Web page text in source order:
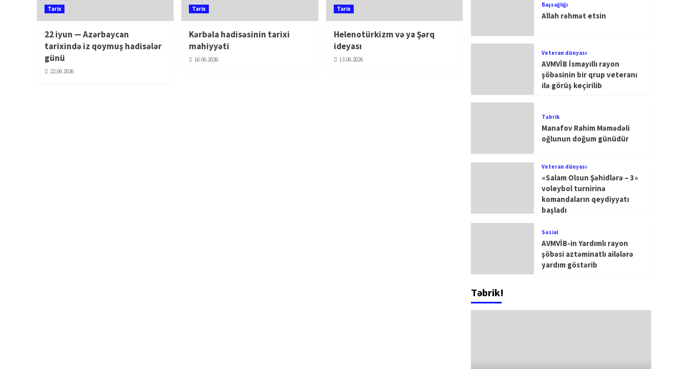
Tarix
22 iyun — Azərbaycan
tarixində iz qoymuş hadisələr
günü
22.06.2026
Tarix
Kərbəla hadisəsinin tarixi
mahiyyəti
16.06.2026
Tarix
Helenotürkizm və ya Şərq
ideyası
13.06.2026
Başsağlığı
Allah rəhmət etsin
Veteran dünyası
AVMVİB İsmayıllı rayon
şöbəsinin bir qrup veteranı
ilə görüş keçirilib
Təbrik
Manafov Rahim Məmədəli
oğlunun doğum günüdür
Veteran dünyası
«Salam Olsun Şəhidlərə – 3»
voleybol turnirinə
komandaların qeydiyyatı
başladı
Sosial
AVMVİB-in Yardımlı rayon
şöbəsi aztəminatlı ailələrə
yardım göstərib
Təbrik!